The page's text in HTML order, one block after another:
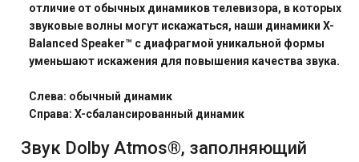
отличие от обычных динамиков телевизора, в которых
звуковые волны могут искажаться, наши динамики X-
Balanced Speaker™ с диафрагмой уникальной формы
уменьшают искажения для повышения качества звука.
Слева: обычный динамик
Справа: X-сбалансированный динамик
Звук Dolby Atmos®, заполняющий